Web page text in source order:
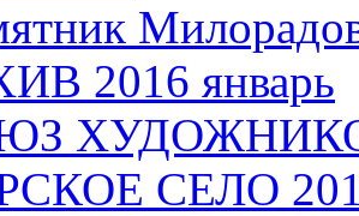
2016 январь
СЕЛО